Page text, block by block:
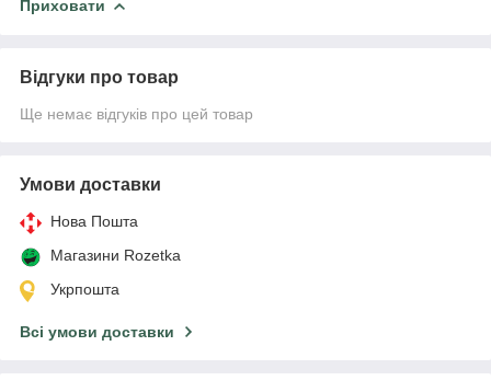
Приховати
Відгуки про товар
Ще немає відгуків про цей товар
Умови доставки
Нова Пошта
Магазини Rozetka
Укрпошта
Всі умови доставки